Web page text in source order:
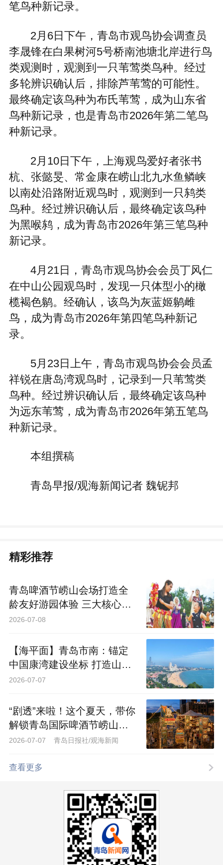
笔鸟种新记录。
2月6日下午，青岛市观鸟协会调查员
李晟锋在白果树河5号桥南池塘北岸进行鸟
类观测时，观测到一只苇莺类鸟种。经过
多轮辨识确认后，排除芦苇莺的可能性。
最终确定该鸟种为布氏苇莺，成为山东省
鸟种新记录，也是青岛市2026年第二笔鸟
种新记录。
2月10日下午，上海观鸟爱好者张书
杭、张懿旻、常金康在崂山北九水鱼鳞峡
以南处沿路附近观鸟时，观测到一只鸫类
鸟种。经过辨识确认后，最终确定该鸟种
为黑喉鸫，成为青岛市2026年第三笔鸟种
新记录。
4月21日，青岛市观鸟协会会员丁风仁
在中山公园观鸟时，发现一只体型小的橄
榄褐色鹟。经确认，该鸟为灰蓝姬鹟雌
鸟，成为青岛市2026年第四笔鸟种新记
录。
5月23日上午，青岛市观鸟协会会员孟
祥锐在唐岛湾观鸟时，记录到一只苇莺类
鸟种。经过辨识确认后，最终确定该鸟种
为远东苇莺，成为青岛市2026年第五笔鸟
种新记录。
本组撰稿
青岛早报/观海新闻记者 魏铌邦
精彩推荐
青岛啤酒节崂山会场打造全
龄友好游园体验 三大核心乐
园喊你来“嗨啤”
2026-07-08
【海平面】青岛市南：锚定
中国康湾建设坐标 打造山海
共生的康养样板
2026-07-07
“剧透”来啦！这个夏天，带你
解锁青岛国际啤酒节崂山会
场的N种玩法
2026-07-07 青岛日报社/观海新闻
查看更多